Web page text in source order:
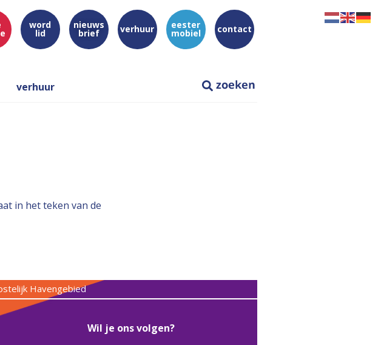
word
lid
nieuws
brief verhuur eester
mobiel contact
verhuur
in het teken van de
Havengebied
Wil je ons volgen?